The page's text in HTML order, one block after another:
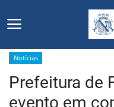
Início
Notícias
Prefeitura de
evento em